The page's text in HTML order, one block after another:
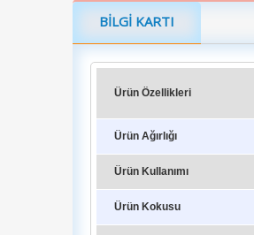
BILGI KARTI
Ürün Özellikleri
Ürün Ağırlığı
Ürün Kullanımı
Ürün Kokusu